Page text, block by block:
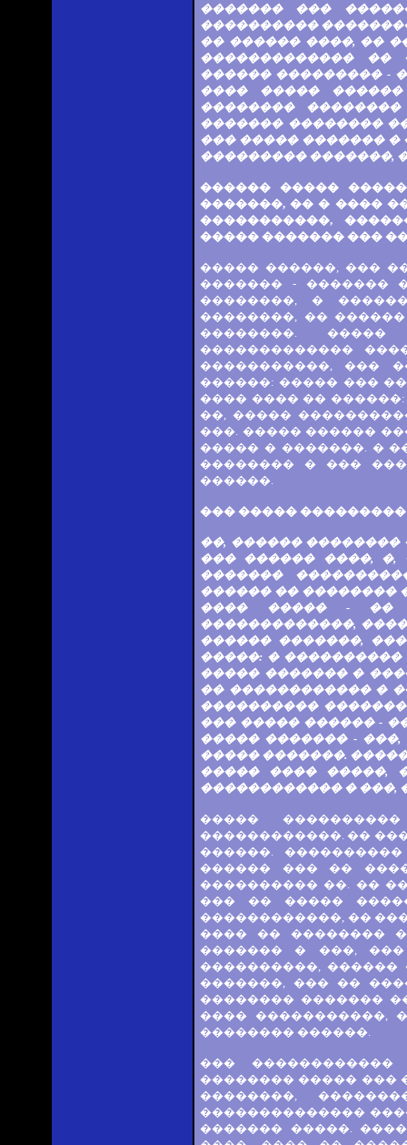
������� ���
����������
�� ������ ����, ��
������������� ��
������ ��������� -
���� �����
��������
������� ��������
��� ����� ������� �
��������� �������,
������ �����
�������, �� � ����
�����������,
����� ������� ���
����� ������, ���
������� - �������
��������, �
��������, ��
��������. �����
�������������
�����������, ���
������: ����� ���
���� ���� ��
��, �����
���. ����� ������
����� � �������. �
�������� � ���
������.
��� �����
��, ������ ��������
��� ������ ����, �,
�������
������ �� ��������
���� ����� - ��
�������������,
������ �������,
�����: � ����������
����� ������� �
�� ������������ �
����������
��� ����� ������ -
����� ������� -
����� �������.
����� ���� �����,
������������ � ���,
�����
������������. ��
������.
������ ��� ��
���������� ��. ��
��� �� �����
������������, ��
���� �� ��������
������� � ���,
����������,
�������, ��� ��
�������� �������
���� �����������,
�������� ������.
��� ������������
�������� ����� ���
��������,
��������������
������� �����.